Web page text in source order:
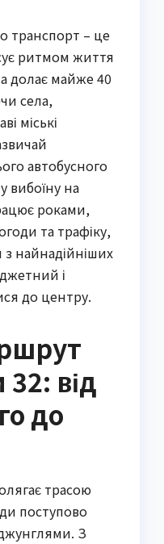
транспорт – це
ритмом життя
долає майже 40
села,
міські
автобусного
вибоїну на
роками,
та трафіку,
з найнадійніших
і
до центру.
від
до
трасою
поступово
З